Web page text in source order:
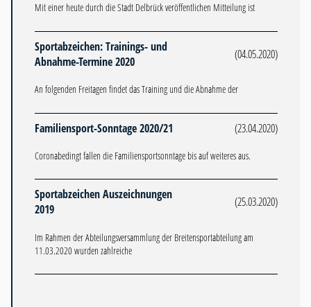
Mit einer heute durch die Stadt Delbrück veröffentlichen Mitteilung ist
Sportabzeichen: Trainings- und
Abnahme-Termine 2020
(04.05.2020)
An folgenden Freitagen findet das Training und die Abnahme der
Familiensport-Sonntage 2020/21 (23.04.2020)
Coronabedingt fallen die Familiensportsonntage bis auf weiteres aus.
Sportabzeichen Auszeichnungen
2019
(25.03.2020)
Im Rahmen der Abteilungsversammlung der Breitensportabteilung am
11.03.2020 wurden zahlreiche